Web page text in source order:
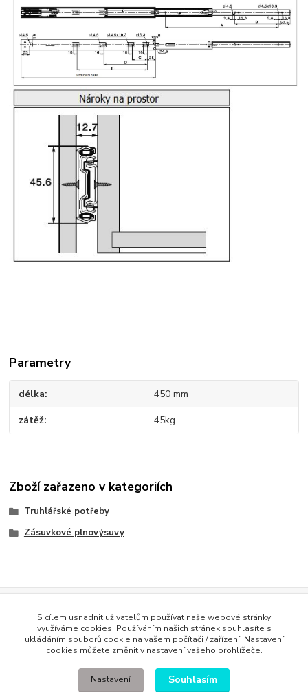
Parametry
délka 450 mm
zátěž 45kg
Zboží zařazeno v kategoriích
Truhlářské potřeby
Zásuvkové plnovýsuvy
Podle zákona o evidenci tržeb je prodávající povinen vystavit
kupujícímu účtenku. Zároveň je povinen zaevidovat přijatou tržbu u
správce daně online; v případě technického výpadku pak nejpozději do
S cílem usnadnit uživatelům používat naše webové stránky
využíváme cookies. Používáním našich stránek souhlasíte s
ukládáním souborů cookie na vašem počítači / zařízení. Nastavení
cookies můžete změnit v nastavení vašeho prohlížeče.
Nastavení Souhlasím